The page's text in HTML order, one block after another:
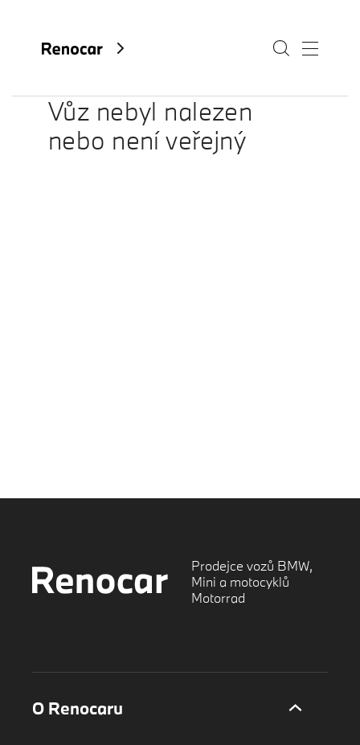
O nás
Vůz nebyl nalezen
nebo není veřejný
Prodejce vozů BMW,
Mini a motocyklů
Motorrad
O Renocaru